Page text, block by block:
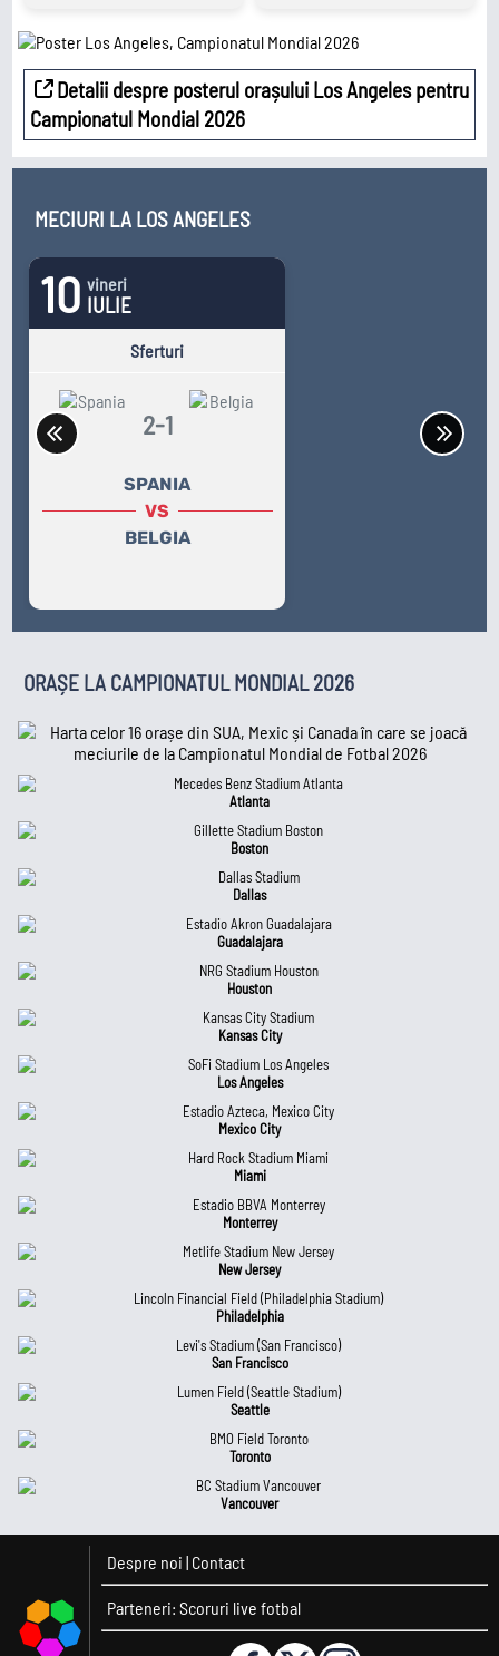
Champions
League
Echipe naționale
Liga
Detalii despre posterul orașului Los Angeles pentru
Campionatul Mondial 2026
MECIURI LA LOS ANGELES
10 vineri
IULIE
Sferturi
2-1
SPANIA
VS
BELGIA
ORAȘE LA CAMPIONATUL MONDIAL 2026
Atlanta
Boston
Dallas
Guadalajara
Houston
Kansas City
Los Angeles
Mexico City
Miami
Monterrey
New Jersey
Philadelphia
San Francisco
Seattle
Toronto
Vancouver
Despre noi | Contact
Parteneri: Scoruri live fotbal